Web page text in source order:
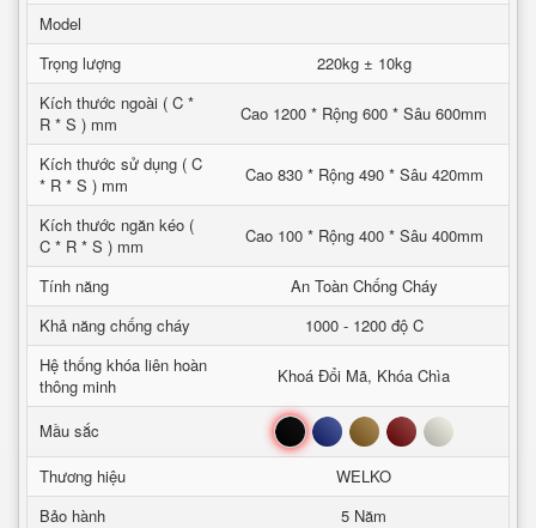
Model
Trọng lượng
220kg ± 10kg
Kích thước ngoài ( C *
R * S ) mm
Cao 1200 * Rộng 600 * Sâu 600mm
Kích thước sử dụng ( C
* R * S ) mm
Cao 830 * Rộng 490 * Sâu 420mm
Kích thước ngăn kéo (
C * R * S ) mm
Cao 100 * Rộng 400 * Sâu 400mm
Tính năng
An Toàn Chống Cháy
Khả năng chống cháy
1000 - 1200 độ C
Hệ thống khóa liên hoàn
thông minh
Khoá Đổi Mã, Khóa Chìa
Mầu sắc Đen Xanh Nâu Đỏ Trắng
Thương hiệu
WELKO
Bảo hành
5 Năm